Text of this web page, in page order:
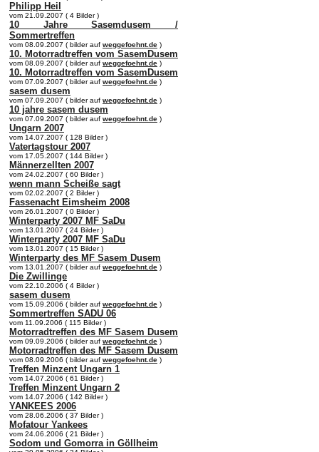
Philipp Heil
vom 21.09.2007 ( 4 Bilder )
10 Jahre Sasemdusem /
Sommertreffen
vom 08.09.2007 ( bilder auf weggefoehnt.de )
10. Motorradtreffen vom SasemDusem
vom 08.09.2007 ( bilder auf weggefoehnt.de )
10. Motorradtreffen vom SasemDusem
vom 07.09.2007 ( bilder auf weggefoehnt.de )
sasem dusem
vom 07.09.2007 ( bilder auf weggefoehnt.de )
10 jahre sasem dusem
vom 07.09.2007 ( bilder auf weggefoehnt.de )
Ungarn 2007
vom 14.07.2007 ( 128 Bilder )
Vatertagstour 2007
vom 17.05.2007 ( 144 Bilder )
Männerzellten 2007
vom 24.02.2007 ( 60 Bilder )
wenn mann Scheiße sagt
vom 02.02.2007 ( 2 Bilder )
Fassenacht Eimsheim 2008
vom 26.01.2007 ( 0 Bilder )
Winterparty 2007 MF SaDu
vom 13.01.2007 ( 24 Bilder )
Winterparty 2007 MF SaDu
vom 13.01.2007 ( 15 Bilder )
Winterparty des MF Sasem Dusem
vom 13.01.2007 ( bilder auf weggefoehnt.de )
Die Zwillinge
vom 22.10.2006 ( 4 Bilder )
sasem dusem
vom 15.09.2006 ( bilder auf weggefoehnt.de )
Sommertreffen SADU 06
vom 11.09.2006 ( 115 Bilder )
Motorradtreffen des MF Sasem Dusem
vom 09.09.2006 ( bilder auf weggefoehnt.de )
Motorradtreffen des MF Sasem Dusem
vom 08.09.2006 ( bilder auf weggefoehnt.de )
Treffen Minzent Ungarn 1
vom 14.07.2006 ( 61 Bilder )
Treffen Minzent Ungarn 2
vom 14.07.2006 ( 142 Bilder )
YANKEES 2006
vom 28.06.2006 ( 37 Bilder )
Mofatour Yankees
vom 24.06.2006 ( 21 Bilder )
Sodom und Gomorra in Göllheim